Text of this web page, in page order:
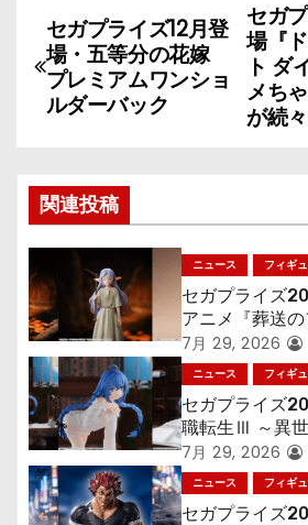
投
稿
ナ
ゲ
ー
シ
ョ
ン
セガ
場『
ト ダ
メち
が続々
セガプライズ12月登
場・五等分の花嫁
プレミアムワンショ
ルダーバック
関連投稿
ニュース フィギ
セガプライズ
アニメ『葬送
300年働くこと
「フリーレン」
7月 29, 2026
ニュース フィギ
セガプライズ
職転生Ⅲ ～異
す～』から「ロ
アが登場！
7月 29, 2026
ニュース フィギ
セガプライズ